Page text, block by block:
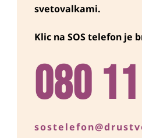
svetovalkami.
Klic na SOS telefon je
080